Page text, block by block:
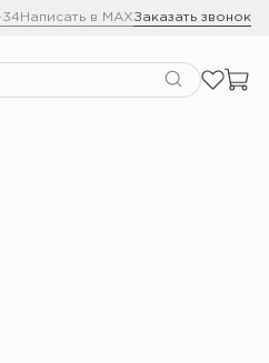
34Написать в MAXЗаказать звонок